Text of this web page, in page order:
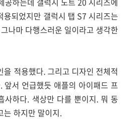
용되었지만 갤럭시 탭 S7 시리즈는
나마 다행스러운 일이라고 생각한
적용했다. 그리고 디자인 전체적
앞서 언급했듯 애플의 아이패드 프
사하다. 색상만 다를 뿐이지. 뭐 동
는 하지만 말이지.